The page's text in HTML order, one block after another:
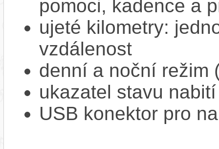
pomoci, kadence a
ujeté kilometry:
vzdálenost
denní a noční režim
ukazatel stavu
USB konektor pro